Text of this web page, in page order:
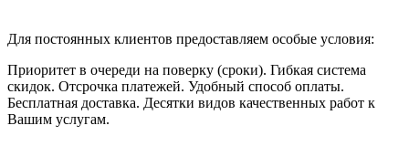
Для постоянных клиентов предоставляем особые условия:
Приоритет в очереди на поверку (сроки). Гибкая система
скидок. Отсрочка платежей. Удобный способ оплаты.
Бесплатная доставка. Десятки видов качественных работ к
Вашим услугам.